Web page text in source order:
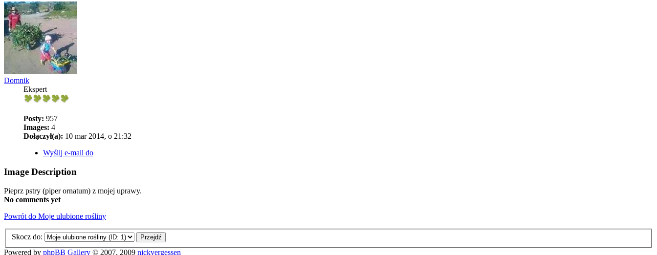
Domnik
Ekspert
Posty: 957
Images: 4
Dołączył(a): 10 mar 2014, o 21:32
Wyślij e-mail do
Image Description
Pieprz pstry (piper ornatum) z mojej uprawy.
No comments yet
Powrót do Moje ulubione rośliny
Skocz do:
Powered by phpBB Gallery © 2007, 2009 nickvergessen